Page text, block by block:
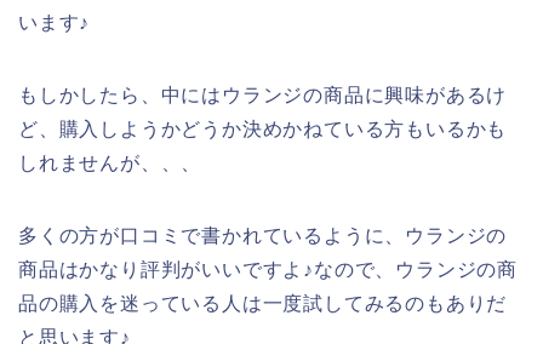
います♪
もしかしたら、中にはウランジの商品に興味があるけ
ど、購入しようかどうか決めかねている方もいるかも
しれませんが、、、
多くの方が口コミで書かれているように、ウランジの
商品はかなり評判がいいですよ♪なので、ウランジの商
品の購入を迷っている人は一度試してみるのもありだ
と思います♪